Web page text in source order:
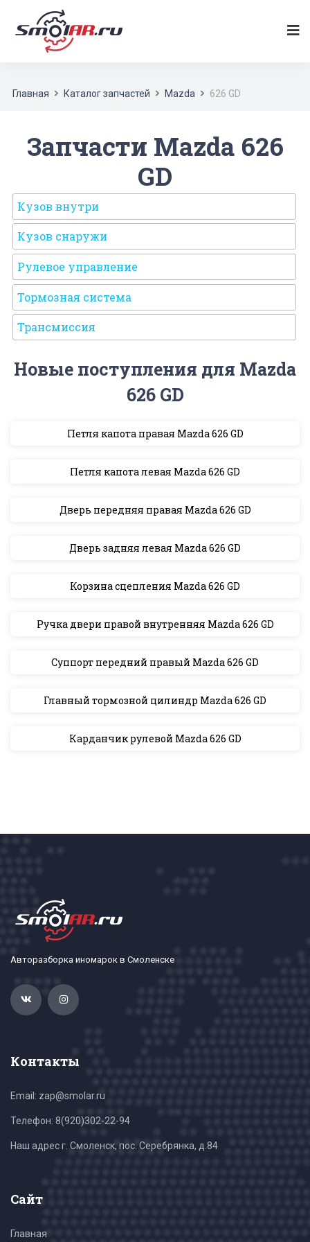
Главная Каталог запчастей Mazda 626 GD
Запчасти Mazda 626
GD
Кузов внутри
Кузов снаружи
Рулевое управление
Тормозная система
Трансмиссия
Новые поступления для Mazda
626 GD
Петля капота правая Mazda 626 GD
Петля капота левая Mazda 626 GD
Дверь передняя правая Mazda 626 GD
Дверь задняя левая Mazda 626 GD
Корзина сцепления Mazda 626 GD
Ручка двери правой внутренняя Mazda 626 GD
Суппорт передний правый Mazda 626 GD
Главный тормозной цилиндр Mazda 626 GD
Карданчик рулевой Mazda 626 GD
Авторазборка иномарок в Смоленске
Контакты
Email: zap@smolar.ru
Телефон: 8(920)302-22-94
Наш адрес г. Смоленск, пос. Серебрянка, д.84
Сайт
Главная